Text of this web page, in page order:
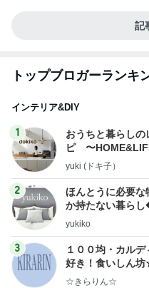
記
トップブロガーランキ
インテリア&DIY
1
おうちと暮らしの
ピ 〜
yuki (ドキ子）
2
ほんとうに必要な
か持たない暮らし
ep Life Simple◆
yukiko
3
１００均・カルデ
好き！食いしん
らりん☆のブログ
☆きらりん☆